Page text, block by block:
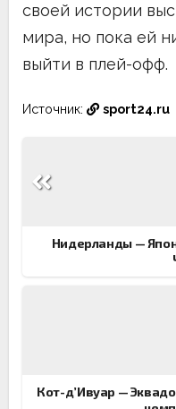
своей истории
мира, но пока ей
выйти в плей-офф.
Источник: sport24.ru
по
Нидерланды —
Кот-д’Ивуар —